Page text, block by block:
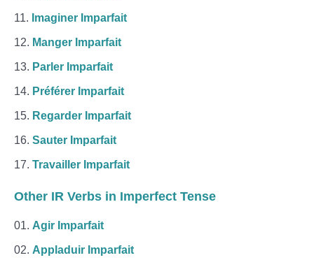
Imaginer Imparfait
Manger Imparfait
Parler Imparfait
Préférer Imparfait
Regarder Imparfait
Sauter Imparfait
Travailler Imparfait
Other IR Verbs in Imperfect Tense
Agir Imparfait
Appladuir Imparfait